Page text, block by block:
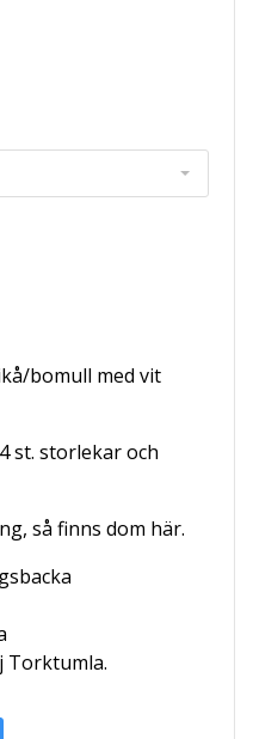
bomull med vit
st. storlekar och
så finns dom här.
Torktumla.